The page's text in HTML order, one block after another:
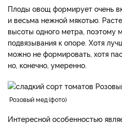
Плоды овощ формирует очень
и весьма нежной мякотью.
высоты одного метра, поэтому
подвязывания к опоре. Хотя
можно не формировать, хотя
но, конечно, умеренно.
Розовый мед фото
Интересной особенностью